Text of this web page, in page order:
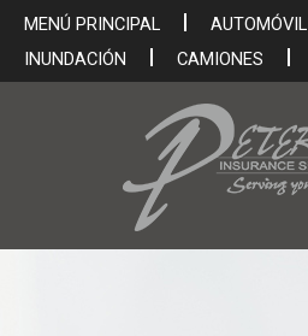
MENÚ PRINCIPAL AUTOMÓVIL
INUNDACIÓN
CAMIONES